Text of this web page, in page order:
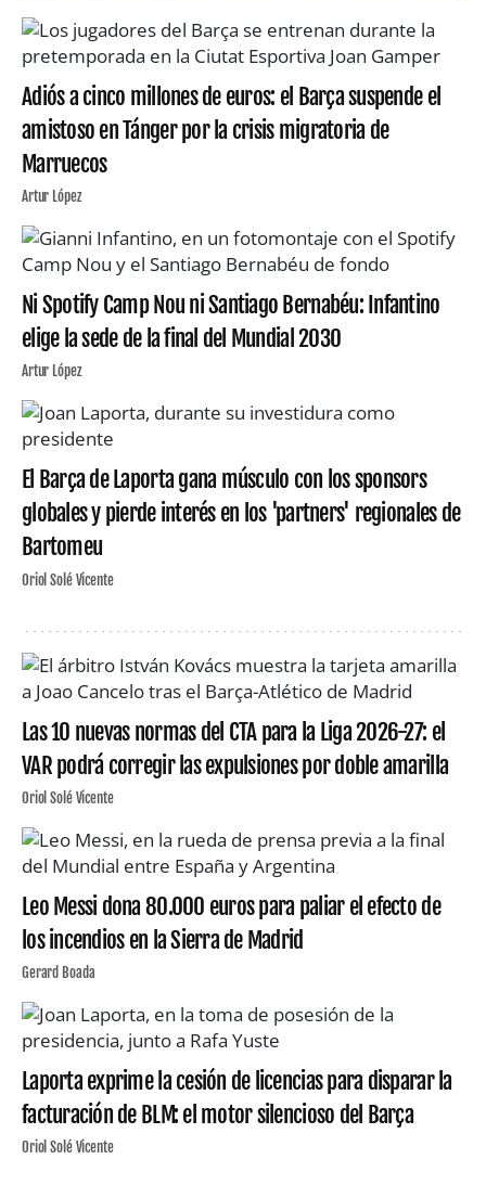
Adiós a cinco millones de euros: el Barça suspende el
amistoso en Tánger por la crisis migratoria de
Marruecos
Artur López
Ni Spotify Camp Nou ni Santiago Bernabéu: Infantino
elige la sede de la final del Mundial 2030
Artur López
El Barça de Laporta gana músculo con los sponsors
globales y pierde interés en los 'partners' regionales de
Bartomeu
Oriol Solé Vicente
Las 10 nuevas normas del CTA para la Liga 2026-27: el
VAR podrá corregir las expulsiones por doble amarilla
Oriol Solé Vicente
Leo Messi dona 80.000 euros para paliar el efecto de
los incendios en la Sierra de Madrid
Gerard Boada
Laporta exprime la cesión de licencias para disparar la
facturación de BLM: el motor silencioso del Barça
Oriol Solé Vicente